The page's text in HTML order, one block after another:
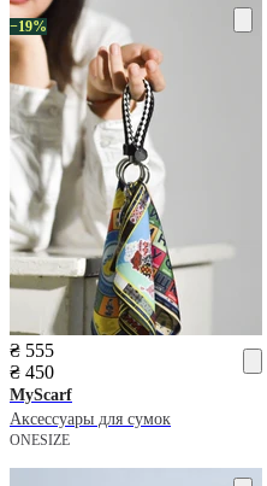
−19%
₴ 555
₴ 450
MyScarf
Аксессуары для сумок
ONESIZE